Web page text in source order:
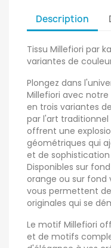
Description
Tissu Millefiori par
variantes de
Plongez dans
Millefiori avec
en trois variantes
par l'art traditionnel
offrent une
géométriques qui
et de
Disponibles sur
orange ou sur fond
vous permettent
originales qui se
Le motif Millefiori
et de motifs